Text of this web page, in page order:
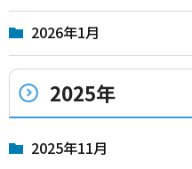
2026年1月
2025年
2025年11月